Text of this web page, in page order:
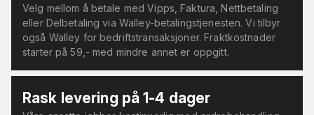
Velg mellom å betale med Vipps, Faktura, Nettbetaling
eller Delbetaling via Walley-betalingstjenesten. Vi tilbyr
også Walley for bedriftstransaksjoner. Fraktkostnader
starter på 59,- med mindre annet er oppgitt.
Rask levering på 1-4 dager